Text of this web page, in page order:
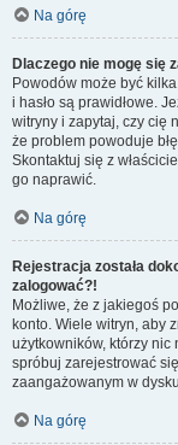
Na górę
Dlaczego nie mogę się
Powodów może być
i hasło są prawidłowe.
witryny i zapytaj, czy cię
że problem powoduje
Skontaktuj się z
go naprawić.
Na górę
Rejestracja została
zalogować?!
Możliwe, że z jakiegoś
konto. Wiele witryn, aby
użytkowników, którzy nic
spróbuj zarejestrować
zaangażowanym w
Na górę